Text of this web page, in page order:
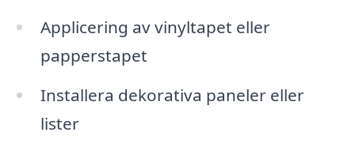
Applicering av vinyltapet eller
papperstapet
Installera dekorativa paneler eller
lister